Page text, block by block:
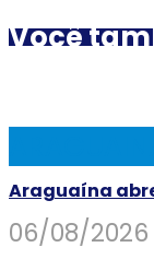
Você
Araguaína
06/08/2026